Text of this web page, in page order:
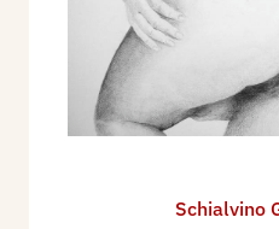
Schialvino